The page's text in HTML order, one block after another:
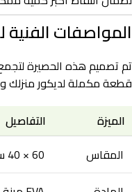
المواصفات الفنية
تم تصميم هذه الحصيرة لتجمع
قطعة مكملة لديكور منزلك
الميزة
التفاصيل
المقاس
60 × 40 سم